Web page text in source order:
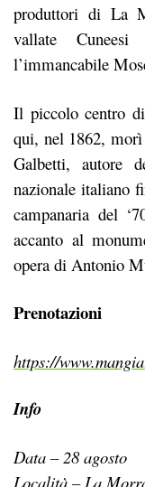
produttori di La
vallate
l’immancabile
Il piccolo centro
qui, nel 1862,
Galbetti, autore
nazionale italiano
campanaria del
accanto al
opera di Antonio
Prenotazioni
https://
Info
Data – 28 agosto
Località – La